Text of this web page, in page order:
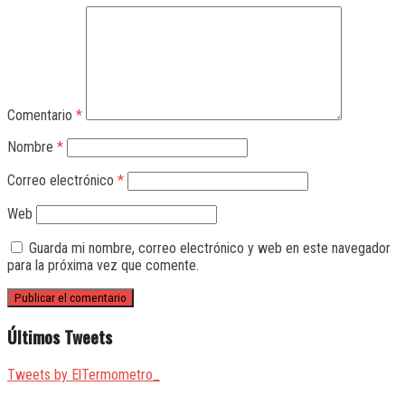
Comentario *
Nombre *
Correo electrónico *
Web
Guarda mi nombre, correo electrónico y web en este navegador
para la próxima vez que comente.
Últimos Tweets
Tweets by ElTermometro_